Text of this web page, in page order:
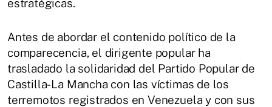
estratégicas.
Antes de abordar el contenido político de la
comparecencia, el dirigente popular ha
trasladado la solidaridad del Partido Popular de
Castilla-La Mancha con las víctimas de los
terremotos registrados en Venezuela y con sus